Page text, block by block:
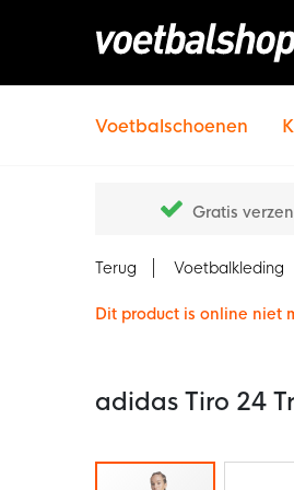
Voetbalschoenen
Gratis
Terug Voetbalkleding
Dit product is online niet
adidas Tiro 24
Ga